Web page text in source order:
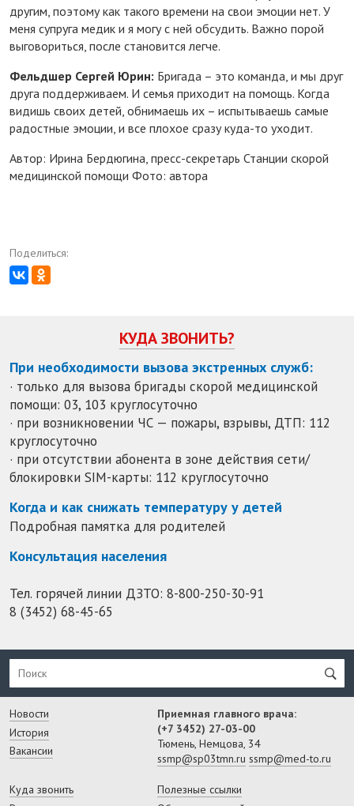
другим, поэтому как такого времени на свои эмоции нет. У
меня супруга медик и я могу с ней обсудить. Важно порой
выговориться, после становится легче.
Фельдшер Сергей Юрин: Бригада – это команда, и мы друг
друга поддерживаем. И семья приходит на помощь. Когда
видишь своих детей, обнимаешь их – испытываешь самые
радостные эмоции, и все плохое сразу куда-то уходит.
Автор: Ирина Бердюгина, пресс-секретарь Станции скорой
медицинской помощи Фото: автора
Поделиться:
КУДА ЗВОНИТЬ?
При необходимости вызова экстренных служб:
· только для вызова бригады скорой медицинской
помощи: 03, 103 круглосуточно
· при возникновении ЧС — пожары, взрывы, ДТП: 112
круглосуточно
· при отсутствии абонента в зоне действия сети/
блокировки SIM-карты: 112 круглосуточно
Когда и как снижать температуру у детей
Подробная памятка для родителей
Консультация населения
Тел. горячей линии ДЗТО: 8-800-250-30-91
8 (3452) 68-45-65
Новости
История
Вакансии
Приемная главного врача:
(+7 3452) 27-03-00
Тюмень, Немцова, 34
ssmp@sp03tmn.ru ssmp@med-to.ru
Куда звонить
Полезные ссылки